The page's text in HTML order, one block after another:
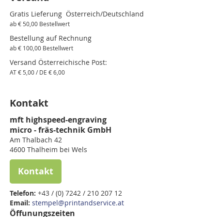
Gratis Lieferung Österreich/Deutschland
ab € 50,00 Bestellwert
Bestellung auf Rechnung
ab € 100,00 Bestellwert
Versand Österreichische Post:
AT € 5,00 / DE € 6,00
Kontakt
mft highspeed-engraving
micro - fräs-technik GmbH
Am Thalbach 42
4600 Thalheim bei Wels
Kontakt
Telefon: +43 / (0) 7242 / 210 207 12
Email: stempel@printandservice.at
Öffunungszeiten